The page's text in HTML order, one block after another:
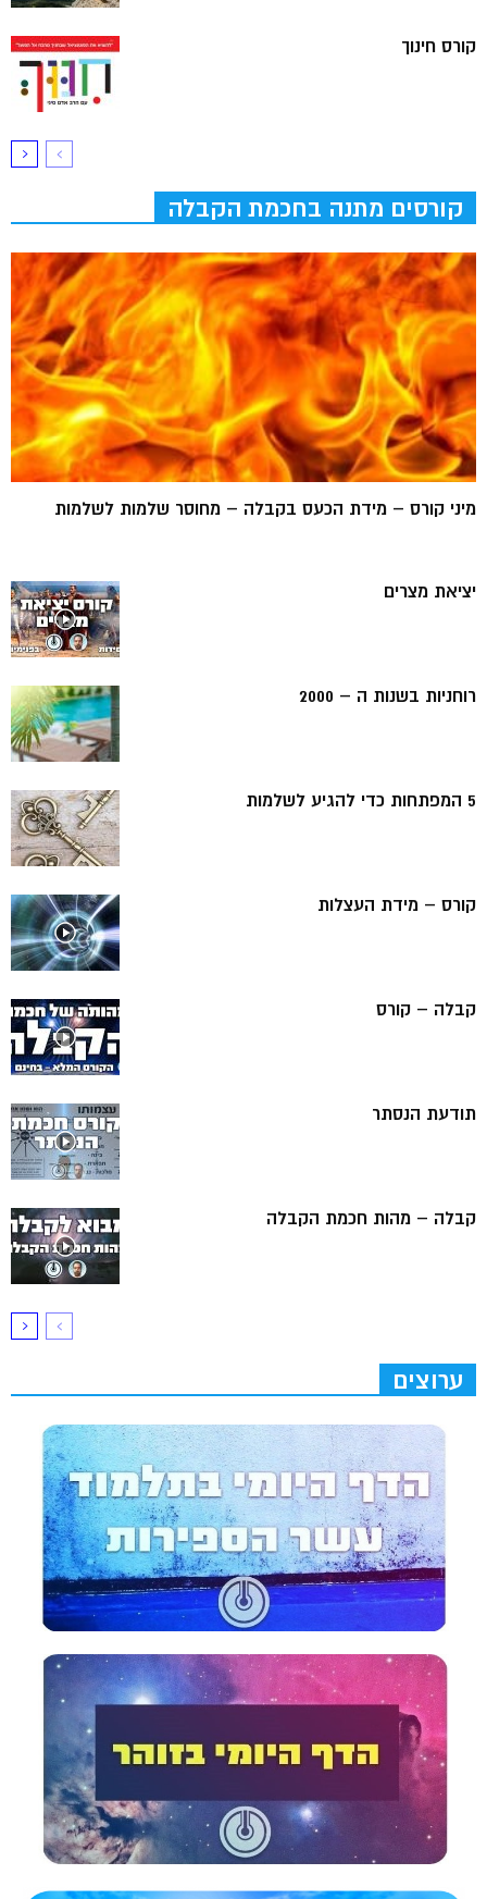
קורס חינוך
קורסים מתנה בחכמת הקבלה
מיני קורס – מידת הכעס בקבלה – מחוסר שלמות לשלמות
יציאת מצרים
רוחניות בשנות ה – 2000
5 המפתחות כדי להגיע לשלמות
קורס – מידת העצלות
קבלה – קורס
תודעת הנסתר
קבלה – מהות חכמת הקבלה
ערוצים